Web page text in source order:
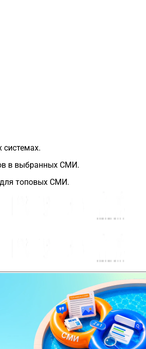
в выбранных СМИ.
для топовых СМИ.